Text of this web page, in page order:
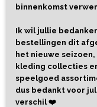
binnenkomst
Ik wil jullie
bestellingen dit
het nieuwe
kleding collecties
speelgoed
dus bedankt voor
verschil ❤️